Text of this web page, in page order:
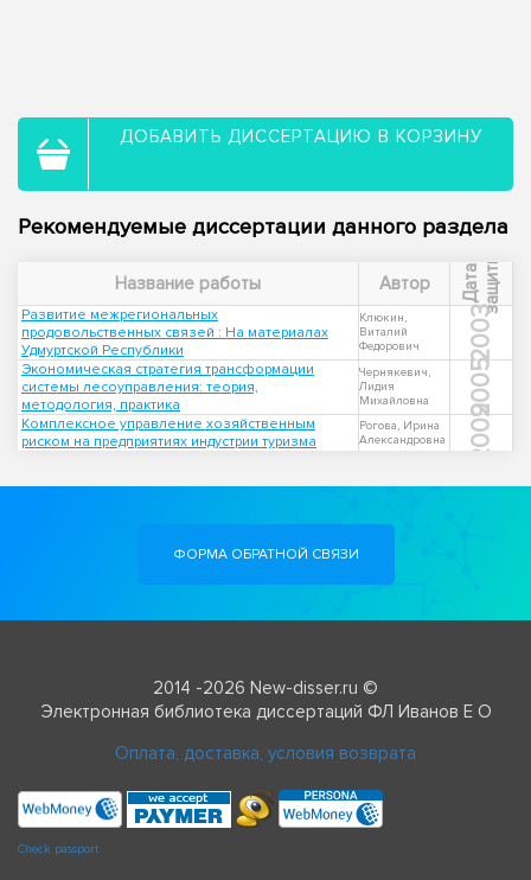
ДОБАВИТЬ ДИССЕРТАЦИЮ В КОРЗИНУ
Рекомендуемые диссертации данного раздела
Название работы Автор Д
а
т
а
з
а
щ
и
т ы
Развитие межрегиональных
продовольственных связей : На материалах
Удмуртской Республики
Клюкин,
Виталий
Федорович
2003
Экономическая стратегия трансформации
системы лесоуправления: теория,
методология, практика
Чернякевич,
Лидия
Михайловна
2005
Комплексное управление хозяйственным
риском на предприятиях индустрии туризма
Рогова, Ирина
Александровна
2009
ФОРМА ОБРАТНОЙ СВЯЗИ
2014 -2026 New-disser.ru ©
Электронная библиотека диссертаций ФЛ Иванов Е О
Оплата, доставка, условия возврата
Check passport